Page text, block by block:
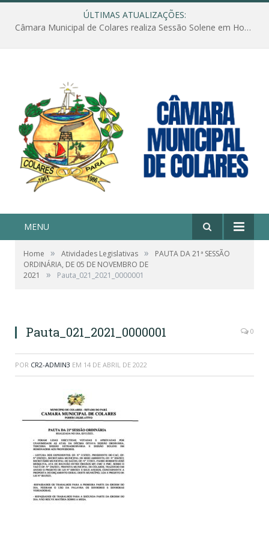
ÚLTIMAS ATUALIZAÇÕES:
Câmara Municipal de Colares realiza Sessão Solene em Homenagem ao Dia das Mães
MENU
Home » Atividades Legislativas »
PAUTA DA 21ª SESSÃO
ORDINÁRIA, DE 05 DE NOVEMBRO DE
2021
» Pauta_021_2021_0000001
Pauta_021_2021_0000001 0
POR CR2-ADMIN3 EM 14 DE ABRIL DE 2022